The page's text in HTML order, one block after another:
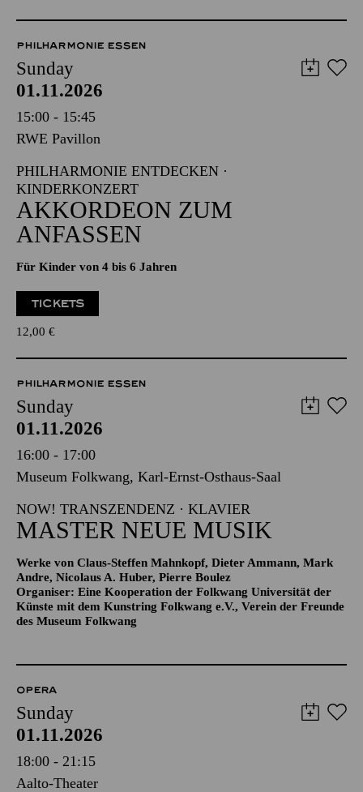
PHILHARMONIE ESSEN
Sunday
01.11.2026
15:00 - 15:45
RWE Pavillon
PHILHARMONIE ENTDECKEN ·
KINDERKONZERT
AKKORDEON ZUM
ANFASSEN
Für Kinder von 4 bis 6 Jahren
TICKETS
12,00 €
PHILHARMONIE ESSEN
Sunday
01.11.2026
16:00 - 17:00
Museum Folkwang, Karl-Ernst-Osthaus-Saal
NOW! TRANSZENDENZ · KLAVIER
MASTER NEUE MUSIK
Werke von Claus-Steffen Mahnkopf, Dieter Ammann, Mark
Andre, Nicolaus A. Huber, Pierre Boulez
Organiser: Eine Kooperation der Folkwang Universität der
Künste mit dem Kunstring Folkwang e.V., Verein der Freunde
des Museum Folkwang
OPERA
Sunday
01.11.2026
18:00 - 21:15
Aalto-Theater